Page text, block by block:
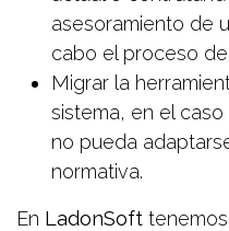
asesoramiento de
cabo el proceso
Migrar la
sistema, en el
no pueda
normativa.
En LadonSoft